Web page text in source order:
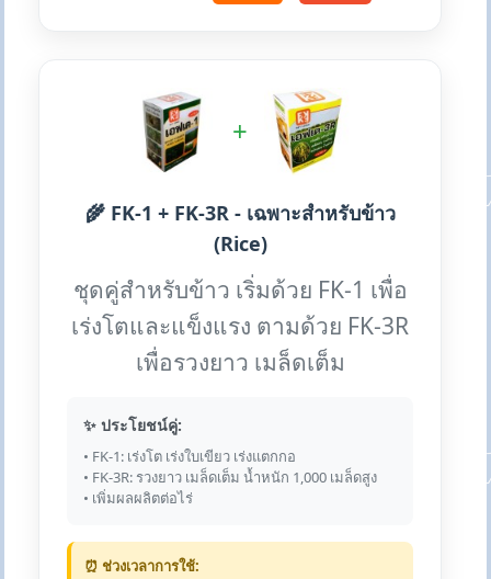
+
🌾 FK-1 + FK-3R - เฉพาะสำหรับข้าว
(Rice)
ชุดคู่สำหรับข้าว เริ่มด้วย FK-1 เพื่อ
เร่งโตและแข็งแรง ตามด้วย FK-3R
เพื่อรวงยาว เมล็ดเต็ม
✨ ประโยชน์คู่:
• FK-1: เร่งโต เร่งใบเขียว เร่งแตกกอ
• FK-3R: รวงยาว เมล็ดเต็ม น้ำหนัก 1,000 เมล็ดสูง
• เพิ่มผลผลิตต่อไร่
⏰ ช่วงเวลาการใช้: